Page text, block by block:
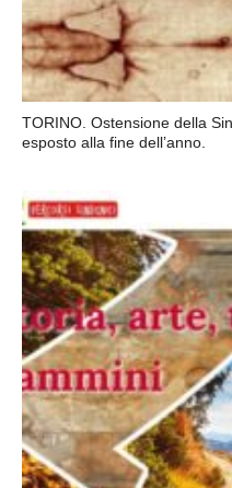
TORINO. Ostensione della
esposto alla fine dell’anno.